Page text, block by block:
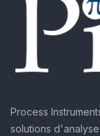
Process
solutions